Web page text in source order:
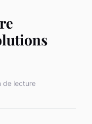
de lecture